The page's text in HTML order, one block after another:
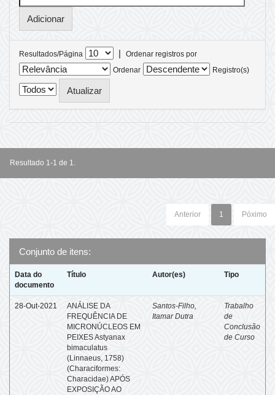
Resultados/Página |
Ordenar registros por
Ordenar
Registro(s)
Resultado 1-1 de 1.
Anterior 1 Póximo
Conjunto de itens:
Data do
documento
Título Autor(es) Tipo
28-Out-2021
ANÁLISE DA
FREQUÊNCIA DE
MICRONÚCLEOS EM
PEIXES Astyanax
bimaculatus
(Linnaeus, 1758)
(Characiformes:
Characidae) APÓS
EXPOSIÇÃO AO
Santos-Filho,
Itamar Dutra
Trabalho
de
Conclusão
de Curso